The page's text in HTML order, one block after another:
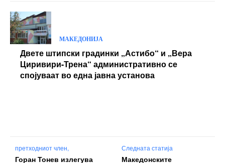
МАКЕДОНИЈА
Двете штипски градинки „Астибо“ и „Вера
Циривири-Трена“ административно се
спојуваат во една јавна установа
претходниот член,
Горан Тонев излегува
Следната статија
Македонските